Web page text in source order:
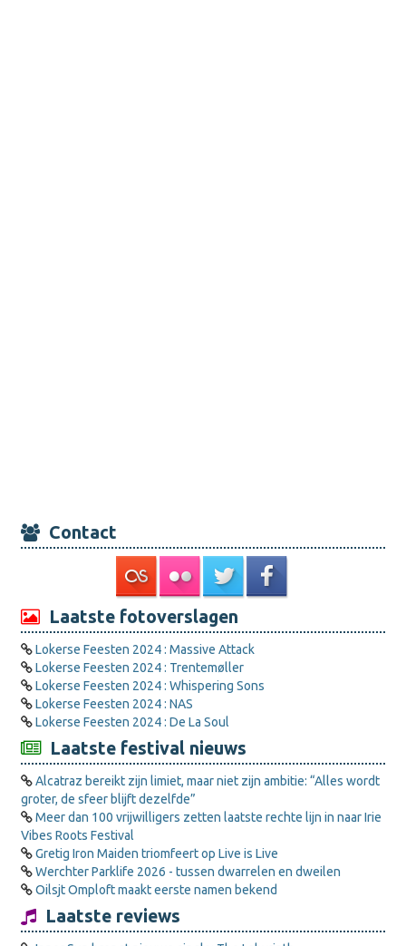
Contact
Laatste fotoverslagen
Lokerse Feesten 2024 : Massive Attack
Lokerse Feesten 2024 : Trentemøller
Lokerse Feesten 2024 : Whispering Sons
Lokerse Feesten 2024 : NAS
Lokerse Feesten 2024 : De La Soul
Laatste festival nieuws
Alcatraz bereikt zijn limiet, maar niet zijn ambitie: “Alles wordt
groter, de sfeer blijft dezelfde”
Meer dan 100 vrijwilligers zetten laatste rechte lijn in naar Irie
Vibes Roots Festival
Gretig Iron Maiden triomfeert op Live is Live
Werchter Parklife 2026 - tussen dwarrelen en dweilen
Oilsjt Omploft maakt eerste namen bekend
Laatste reviews